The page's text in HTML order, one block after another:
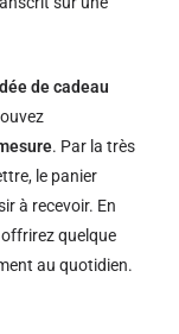
de cadeau
. Par la très
le panier
à recevoir. En
quelque
au quotidien.